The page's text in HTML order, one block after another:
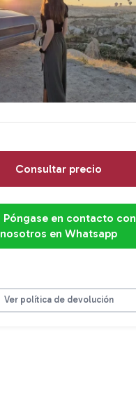
Consultar precio
Póngase en contacto con
nosotros en Whatsapp
Ver política de devolución